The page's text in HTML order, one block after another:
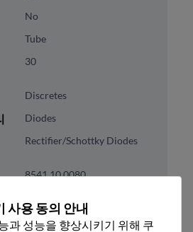
No
Tube
30
Discretes
Diodes
Rectifier/Schottky Diodes
8541.10.0080
사용 동의 안내
과 성능을 향상시키기 위해 쿠